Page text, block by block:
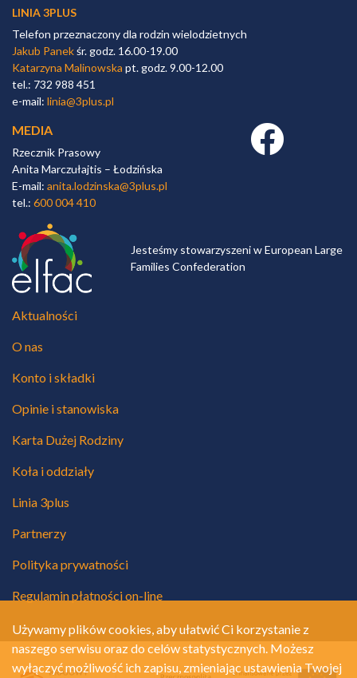
LINIA 3PLUS
Telefon przeznaczony dla rodzin wielodzietnych
Jakub Panekśr. godz. 16.00-19.00
Katarzyna Malinowska pt. godz. 9.00-12.00
tel.: 732 988 451
e-mail: linia@3plus.pl
MEDIA
Rzecznik Prasowy
Anita Marczułajtis – Łodzińska
E-mail: anita.lodzinska@3plus.pl
tel.: 600 004 410
Facebook link
Jesteśmy stowarzyszeni w European Large
Families Confederation
Aktualności
O nas
Konto i składki
Opinie i stanowiska
Karta Dużej Rodziny
Koła i oddziały
Linia 3plus
Partnerzy
Polityka prywatności
Regulamin płatności on-line
Używamy plików cookies, aby ułatwić Ci korzystanie z
naszego serwisu oraz do celów statystycznych. Możesz
wyłączyć możliwość ich zapisu, zmieniając ustawienia Twojej